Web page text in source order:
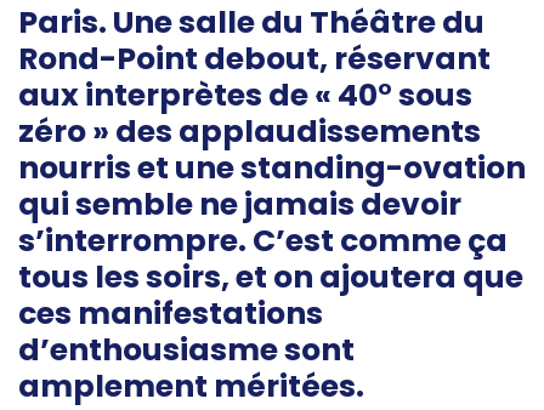
Paris. Une salle du Théâtre du
Rond-Point debout, réservant
aux interprètes de « 40° sous
zéro » des applaudissements
nourris et une standing-ovation
qui semble ne jamais devoir
s’interrompre. C’est comme ça
tous les soirs, et on ajoutera que
ces manifestations
d’enthousiasme sont
amplement méritées.